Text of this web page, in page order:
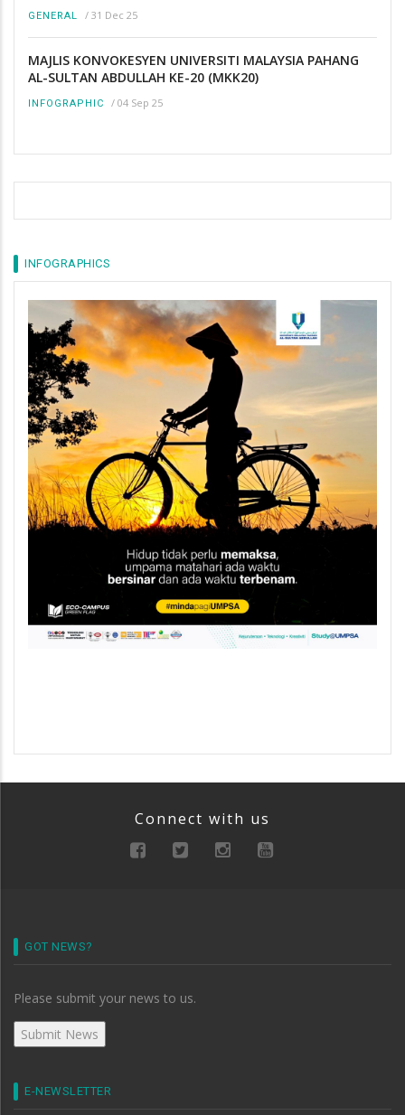
GENERAL / 31 Dec 25
MAJLIS KONVOKESYEN UNIVERSITI MALAYSIA PAHANG
AL-SULTAN ABDULLAH KE-20 (MKK20)
INFOGRAPHIC / 04 Sep 25
INFOGRAPHICS
Connect with us
GOT NEWS?
Please submit your news to us.
E-NEWSLETTER